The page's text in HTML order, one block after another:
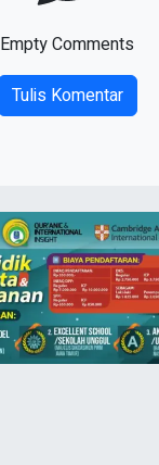
Empty Comments
Tulis Komentar